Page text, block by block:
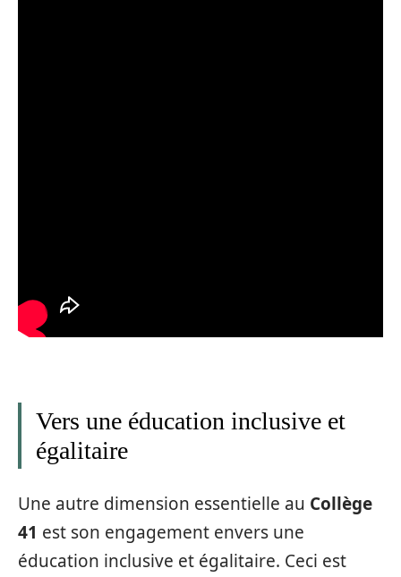
Vers une éducation inclusive et
égalitaire
Une autre dimension essentielle au Collège
41 est son engagement envers une
éducation inclusive et égalitaire. Ceci est